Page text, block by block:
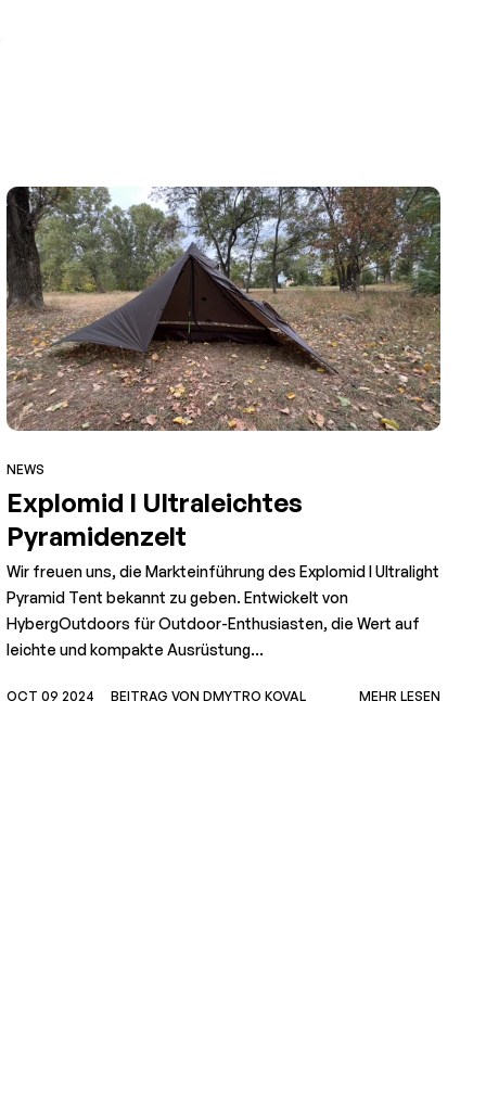
NEWS
Explomid I Ultraleichtes
Pyramidenzelt
Wir freuen uns, die Markteinführung des Explomid I Ultralight
Pyramid Tent bekannt zu geben. Entwickelt von
HybergOutdoors für Outdoor-Enthusiasten, die Wert auf
leichte und kompakte Ausrüstung...
OCT 09 2024 BEITRAG VON DMYTRO KOVAL MEHR LESEN